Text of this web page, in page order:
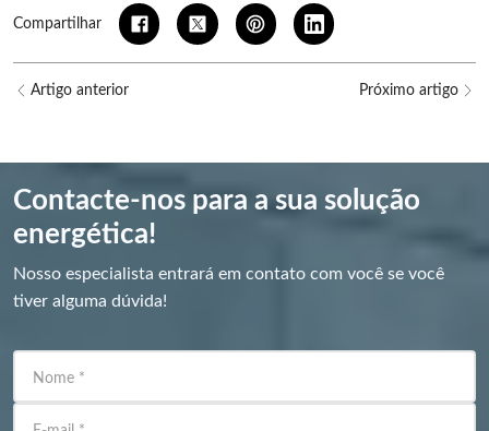
Compartilhar
Artigo anterior Próximo artigo
Contacte-nos para a sua solução
energética!
Nosso especialista entrará em contato com você se você
tiver alguma dúvida!
Nome *